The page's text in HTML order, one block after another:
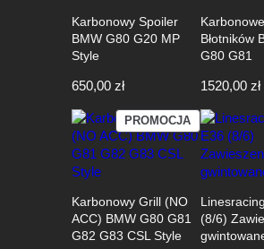
Karbonowy Spoiler
BMW G80 G20 MP
Style
650,00 zł
Błotników
G80 G81
1520,00 zł
PROMOCJAPRODUKT
W
PROMOCJI
Karbonowy Grill (NO
ACC) BMW G80 G81
G82 G83 CSL Style
(8/6)